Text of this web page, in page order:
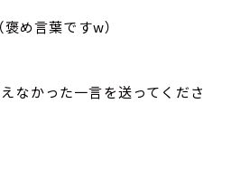
褒め言葉ですw）
なかった一言を送ってくださ